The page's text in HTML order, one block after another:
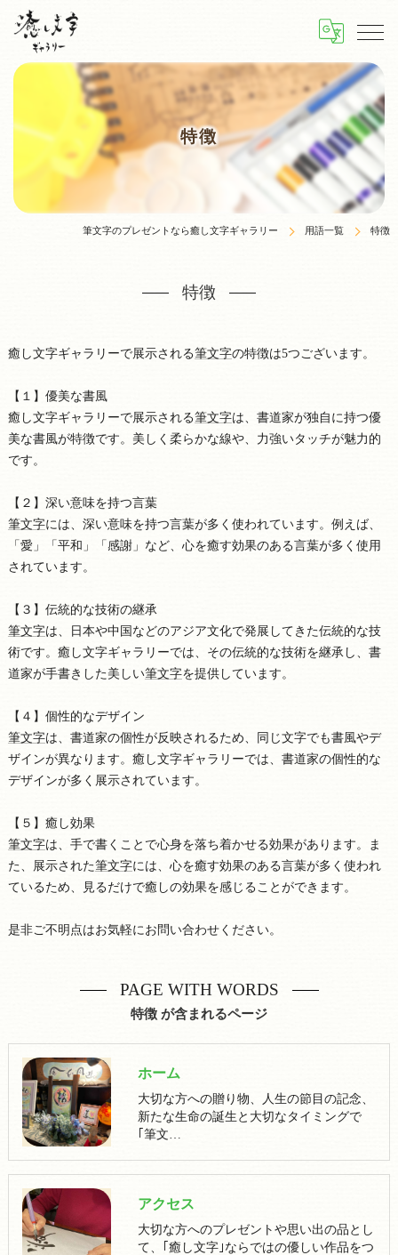
特徴
筆文字のプレゼントなら癒し文字ギャラリー 用語一覧 特徴
特徴
癒し文字ギャラリーで展示される筆文字の特徴は5つございます。
【１】優美な書風
癒し文字ギャラリーで展示される筆文字は、書道家が独自に持つ優
美な書風が特徴です。美しく柔らかな線や、力強いタッチが魅力的
です。
【２】深い意味を持つ言葉
筆文字には、深い意味を持つ言葉が多く使われています。例えば、
「愛」「平和」「感謝」など、心を癒す効果のある言葉が多く使用
されています。
【３】伝統的な技術の継承
筆文字は、日本や中国などのアジア文化で発展してきた伝統的な技
術です。癒し文字ギャラリーでは、その伝統的な技術を継承し、書
道家が手書きした美しい筆文字を提供しています。
【４】個性的なデザイン
筆文字は、書道家の個性が反映されるため、同じ文字でも書風やデ
ザインが異なります。癒し文字ギャラリーでは、書道家の個性的な
デザインが多く展示されています。
【５】癒し効果
筆文字は、手で書くことで心身を落ち着かせる効果があります。ま
た、展示された筆文字には、心を癒す効果のある言葉が多く使われ
ているため、見るだけで癒しの効果を感じることができます。
是非ご不明点はお気軽にお問い合わせください。
特徴 が含まれるページ
PAGE WITH WORDS
ホーム
大切な方への贈り物、人生の節目の記念、
新たな生命の誕生と大切なタイミングで
｢筆文…
アクセス
大切な方へのプレゼントや思い出の品とし
て、｢癒し文字｣ならではの優しい作品をつ